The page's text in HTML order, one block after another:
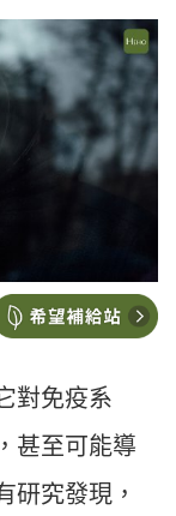
對免疫系
甚至可能導
研究發現，